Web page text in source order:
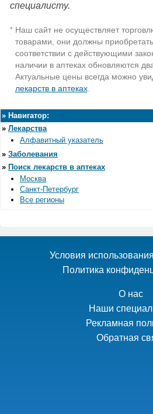
специалисту.
* Наш сайт не осуществляет
товарами, они должны
соответствии с действующими
наличии в аптеках обновляются
Актуальные цены всегда можно
лекарств в аптеках.
» Навигатор:
» Лекарства
Алфавитный указатель
» Заболевания
» Поиск лекарств в аптеках
Москва
Санкт-Петербург
Все регионы
Условия
Политика
О нас
Наши
Рекламная
Обратная